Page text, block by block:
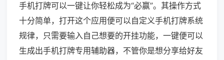
手机打牌可以一键让你轻松成为“必赢”。其操作方式
十分简单，打开这个应用便可以自定义手机打牌系统
规律，只需要输入自己想要的开挂功能，一键便可以
生成出手机打牌专用辅助器，不管你是想分享给好友